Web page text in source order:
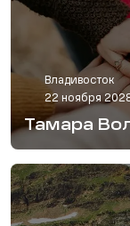
Владивосток
22 ноября
Тамара